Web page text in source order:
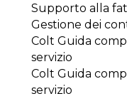
Supporto alla
Gestione dei
Colt Guida
servizio
Colt Guida
servizio